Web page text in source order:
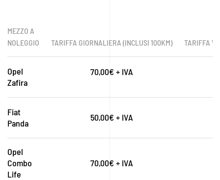
MEZZO A
NOLEGGIO
TARIFFA GIORNALIERA (INCLUSI 100KM) TARIFFA
Opel
Zafira
70,00€ + IVA
Fiat
Panda
50,00€ + IVA
Opel
Combo
Life
70,00€ + IVA